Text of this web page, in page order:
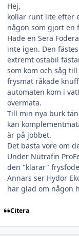
Hej,
kollar runt lite efter
någon som gjort en
Hade en Sera
inte igen. Den
extremt ostabil
som kom och såg
frysmat råkade
automaten kom i
övermata.
Till min nya burk
kan
är på jobbet.
Det bästa vore om
Under Nutrafin
den "klarar"
Annars ser Hydor
här glad om någon
Citera